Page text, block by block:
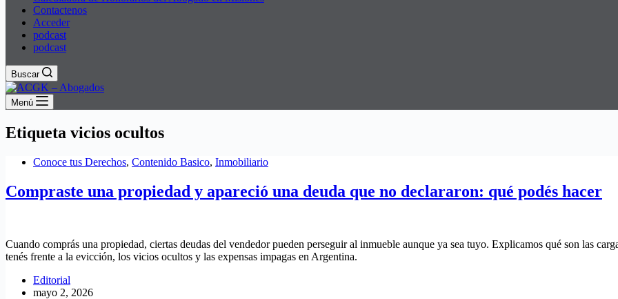
Contactenos
Acceder
podcast
podcast
Buscar
Menú
Etiqueta vicios ocultos
Conoce tus Derechos, Contenido Basico, Inmobiliario
Compraste una propiedad y apareció una deuda que no declararon: qué podés hacer
Cuando comprás una propiedad, ciertas deudas del vendedor pueden perseguir al inmueble aunque ya sea tuyo. Explicamos qué son las
tenés frente a la evicción, los vicios ocultos y las expensas impagas en Argentina.
Editorial
mayo 2, 2026